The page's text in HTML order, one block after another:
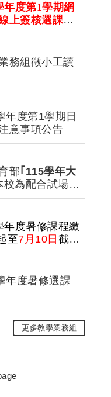
年度第1學期網
上簽核選課申
year
AddDrop
務組徵小工讀
年度第1學期日
意事項公告
部｢115學年大
校為配合試場整
大樓於115年7
開放，敬請見
年度暑修課程繳
至7月10日 截
年度暑修選課
更多教學業務組